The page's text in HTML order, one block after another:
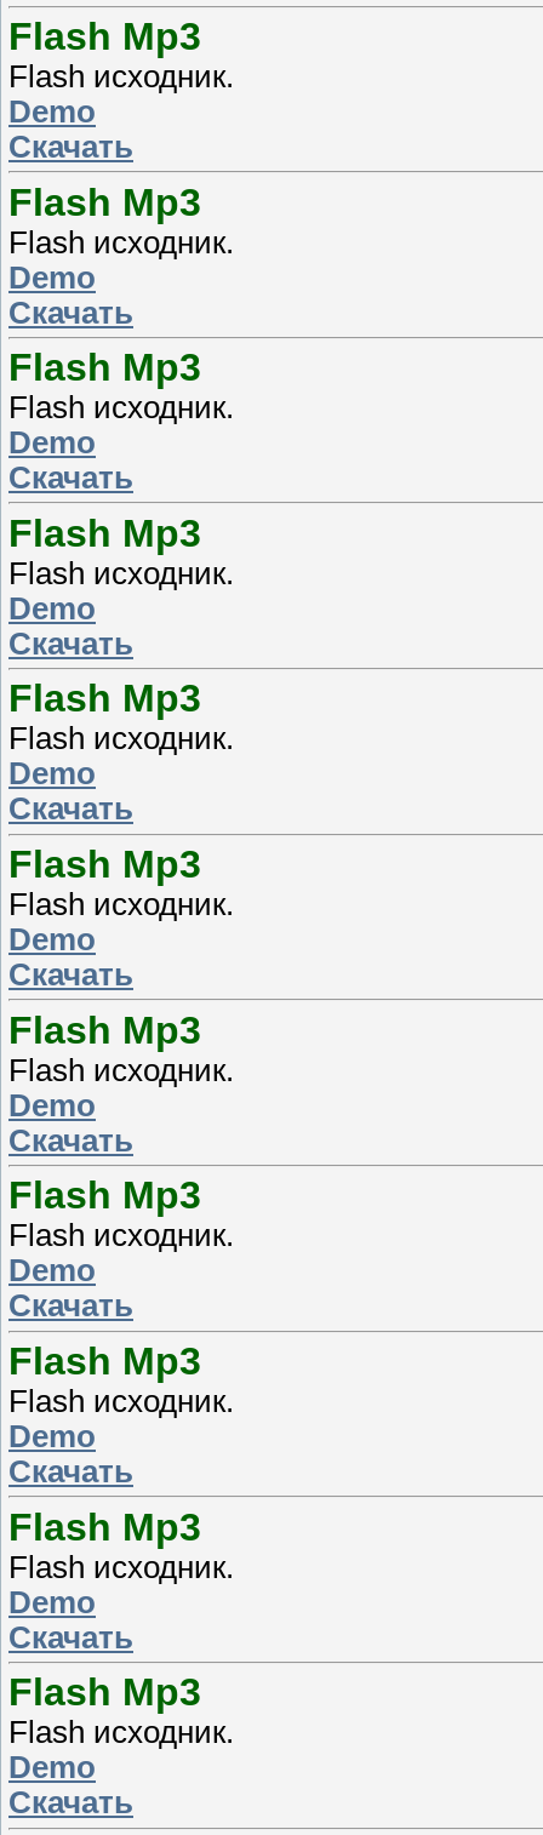
Flash Mp3
Flash исходник.
Demo
Скачать
Flash Mp3
Flash исходник.
Demo
Скачать
Flash Mp3
Flash исходник.
Demo
Скачать
Flash Mp3
Flash исходник.
Demo
Скачать
Flash Mp3
Flash исходник.
Demo
Скачать
Flash Mp3
Flash исходник.
Demo
Скачать
Flash Mp3
Flash исходник.
Demo
Скачать
Flash Mp3
Flash исходник.
Demo
Скачать
Flash Mp3
Flash исходник.
Demo
Скачать
Flash Mp3
Flash исходник.
Demo
Скачать
Flash Mp3
Flash исходник.
Demo
Скачать